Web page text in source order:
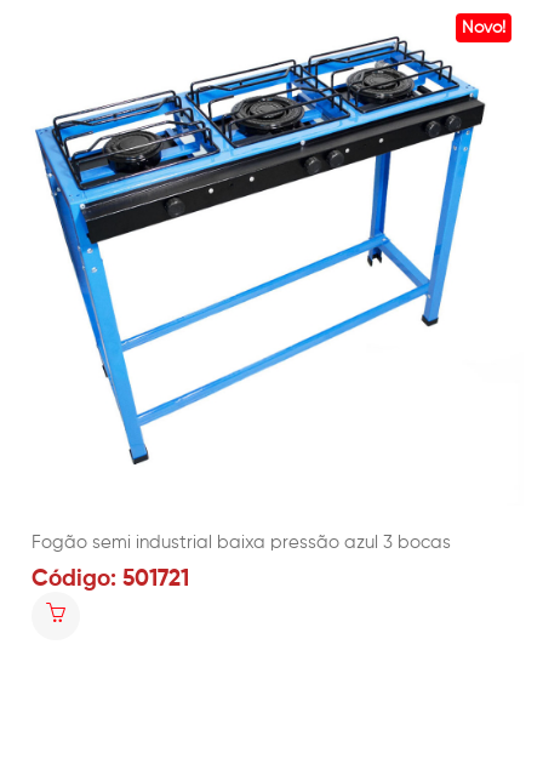
Novo!
Fogão semi industrial baixa pressão azul 3 bocas
Código: 501721